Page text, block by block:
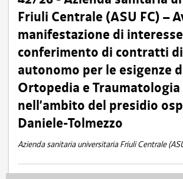
Friuli Centrale (ASU FC) –
manifestazione di
conferimento di contratti
autonomo per le esigenze
Ortopedia e Traumatologia
nell’ambito del presidio
Daniele-Tolmezzo
Azienda sanitaria universitaria Friuli Centrale